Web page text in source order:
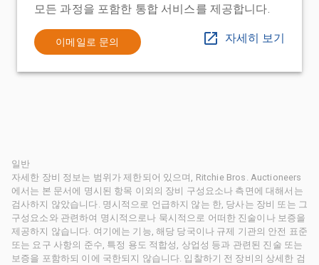
모든 과정을 포함한 통합 서비스를 제공합니다.
이메일로 문의 자세히 보기
일반
자세한 장비 정보는 범위가 제한되어 있으며, Ritchie Bros. Auctioneers
에서는 본 문서에 명시된 항목 이외의 장비 구성요소나 측면에 대해서는
검사하지 않았습니다. 명시적으로 언급하지 않는 한, 당사는 장비 또는 그
구성요소와 관련하여 명시적으로나 묵시적으로 어떠한 진술이나 보증을
제공하지 않습니다. 여기에는 기능, 해당 당국이나 규제 기관의 안전 표준
또는 요구 사항의 준수, 특정 용도 적합성, 상업성 등과 관련된 진술 또는
보증을 포함하되 이에 국한되지 않습니다. 입찰하기 전 장비의 상세한 검